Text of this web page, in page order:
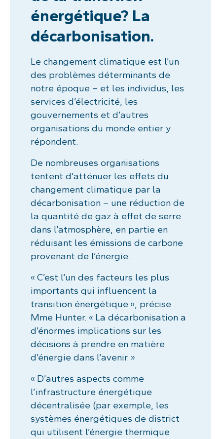
énergétique? La
décarbonisation.
Le changement climatique est l’un
des problèmes déterminants de
notre époque – et les individus, les
services d’électricité, les
gouvernements et d’autres
organisations du monde entier y
répondent.
De nombreuses organisations
tentent d’atténuer les effets du
changement climatique par la
décarbonisation – une réduction de
la quantité de gaz à effet de serre
dans l’atmosphère, en partie en
réduisant les émissions de carbone
provenant de l’énergie.
« C’est l’un des facteurs les plus
importants qui influencent la
transition énergétique », précise
Mme Hunter. « La décarbonisation a
d’énormes implications sur les
décisions à prendre en matière
d’énergie dans l’avenir. »
« D’autres aspects comme
l’infrastructure énergétique
décentralisée (par exemple, les
systèmes énergétiques de district
qui utilisent l’énergie thermique